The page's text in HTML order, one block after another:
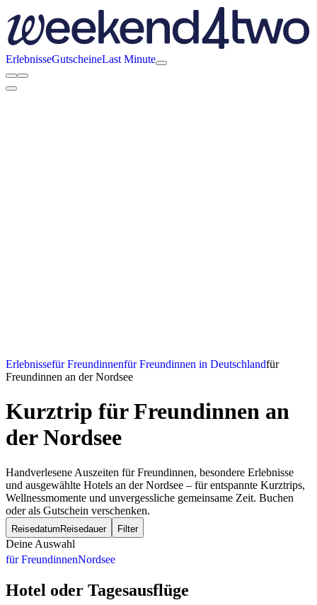
ErlebnisseGutscheineLast Minute
Erlebnissefür Freundinnenfür Freundinnen in Deutschlandfür
Freundinnen an der Nordsee
Kurztrip für Freundinnen an
der Nordsee
Handverlesene Auszeiten für Freundinnen, besondere Erlebnisse
und ausgewählte Hotels an der Nordsee – für entspannte Kurztrips,
Wellnessmomente und unvergessliche gemeinsame Zeit. Buchen
oder als Gutschein verschenken.
Reisedatum Reisedauer Filter
Deine Auswahl
für FreundinnenNordsee
Hotel oder Tagesausflüge